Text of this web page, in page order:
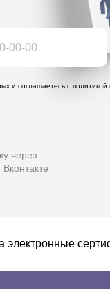
через
и соглашаетесь c
электронные